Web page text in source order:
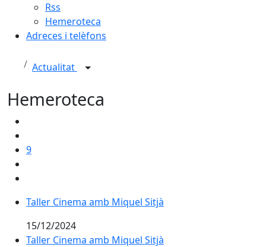
Rss
Hemeroteca
Adreces i telèfons
Actualitat
Hemeroteca
9
Taller Cinema amb Miquel Sitjà
15/12/2024
Taller Cinema amb Miquel Sitjà